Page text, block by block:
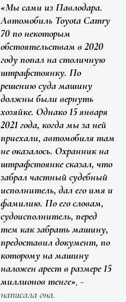
«Мы сами из Павлодара.
Автомобиль Toyota Camry
70 по некоторым
обстоятельствам в 2020
году попал на столичную
штрафстоянку. По
решению суда машину
должны были вернуть
хозяйке. Однако 15 января
2021 года, когда мы за ней
приехали, автомобиля там
не оказалось. Охранник на
штрафстоянке сказал, что
забрал частный судебный
исполнитель, дал его имя и
фамилию. По его словам,
судоисполнитель, перед
тем как забрать машину,
предоставил документ, по
которому на машину
наложен арест в размере 15
миллионов тенге», -
написала она.